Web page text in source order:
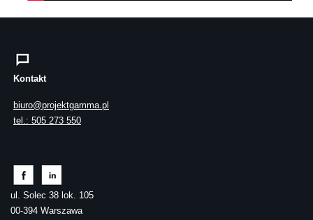
Kontakt
biuro@projektgamma.pl
tel.: 505 273 550
ul. Solec 38 lok. 105
00-394 Warszawa